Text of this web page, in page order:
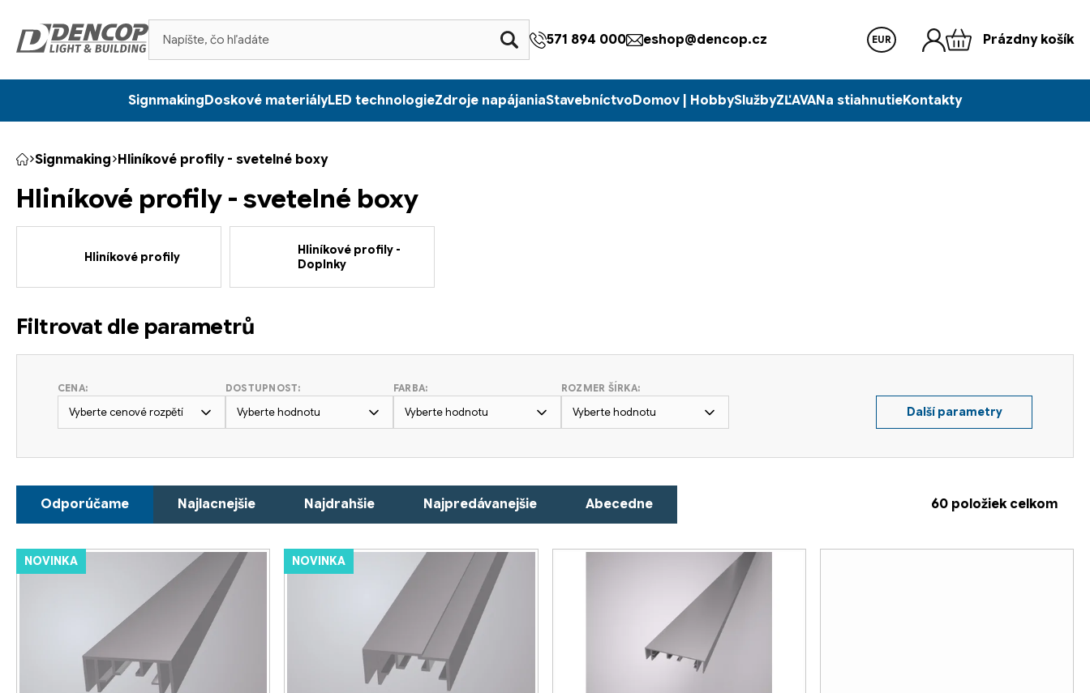
obsah
571 894 000 eshop@dencop.cz EUR Prázdny košík
SignmakingDoskové materiályLED technologieZdroje napájaniaStavebníctvoDomov | HobbySlužbyZĽAVANa stiahnutieKontakty
Domov
Signmaking Hliníkové profily - svetelné boxy
Hliníkové profily - svetelné boxy
Hliníkové profily
Hliníkové profily -
Doplnky
Filtrovat dle parametrů
CENA:
Vyberte cenové rozpětí
DOSTUPNOST:
Vyberte hodnotu
FARBA:
Vyberte hodnotu
ROZMER ŠÍRKA:
Vyberte hodnotu Další parametry
a
d
Odporúčame Najlacnejšie Najdrahšie Najpredávanejšie Abecedne 60 položiek celkom
VNOVINKA NOVINKA